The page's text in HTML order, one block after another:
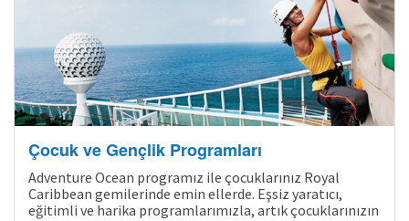
Çocuk ve Gençlik Programları
Adventure Ocean programız ile çocuklarınız Royal
Caribbean gemilerinde emin ellerde. Eşsiz yaratıcı,
eğitimli ve harika programlarımızla, artık çocuklarınızın